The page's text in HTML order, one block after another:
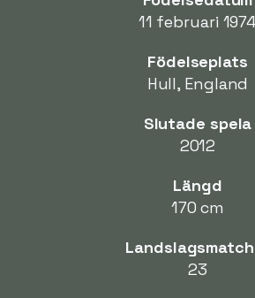
11 februari
Födelseplats
Hull, England
Slutade spela
2012
Längd
170 cm
23